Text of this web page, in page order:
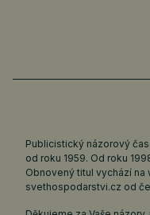
Publicistický názorový
od roku 1959. Od roku
Obnovený titul vychází na
svethospodarstvi.cz od